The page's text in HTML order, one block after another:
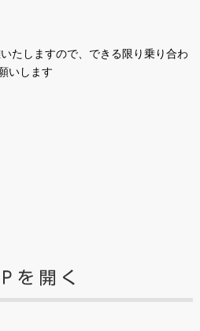
たしますので、できる限り乗り合わ
いします